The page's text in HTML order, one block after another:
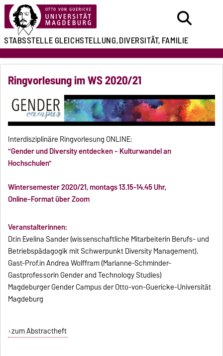
STABSSTELLEGLEICHSTELLUNG,DIVERSITÄT, FAMILIE
Ringvorlesung im WS 2020/21
Interdisziplinäre Ringvorlesung ONLINE:
"Gender und Diversity entdecken - Kulturwandel an
Hochschulen"
Wintersemester 2020/21, montags 13.15-14.45 Uhr,
Online-Format über Zoom
Veranstalterinnen:
Dr.in Evelina Sander (wissenschaftliche Mitarbeiterin Berufs- und
Betriebspädagogik mit Schwerpunkt Diversity Management),
Gast-Prof.in Andrea Wolffram (Marianne-Schminder-
Gastprofessorin Gender and Technology Studies)
Magdeburger Gender Campus der Otto-von-Guericke-Universität
Magdeburg
zum Abstractheft